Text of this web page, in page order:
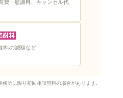
費・慰謝料、キャンセル代
料の減額など
所に限り初回相談無料の場合があります。